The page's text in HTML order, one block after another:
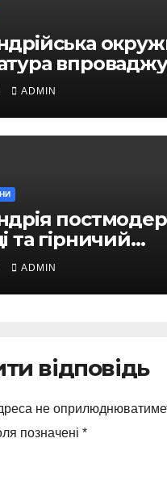
доступ для
ADMIN
та гірничий
творили нове
ADMIN
відповідь
не
позначені *